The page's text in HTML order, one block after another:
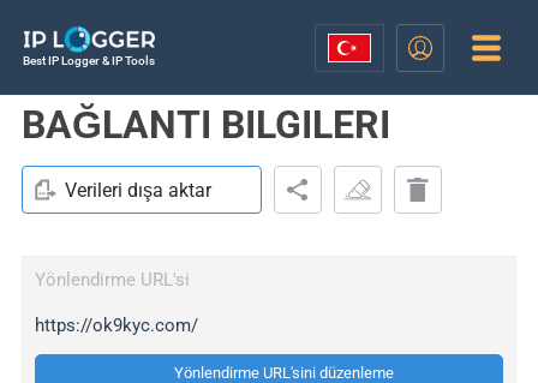
Best IP Logger & IP Tools
BAĞLANTI BILGILERI
Verileri dışa aktar
Yönlendirme URL'si
https://ok9kyc.com/
Yönlendirme URL'sini düzenleme